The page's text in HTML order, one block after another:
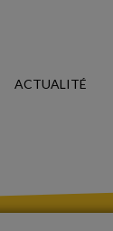
ACTUALITÉ